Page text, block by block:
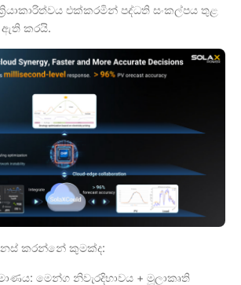
එක්කරමින් පද්ධති සංකල්පය තුළ
කරයි.
කරන්නේ කුමක්ද:
මෙන්ග නිවැරදිභාවය + මූලාකෘති